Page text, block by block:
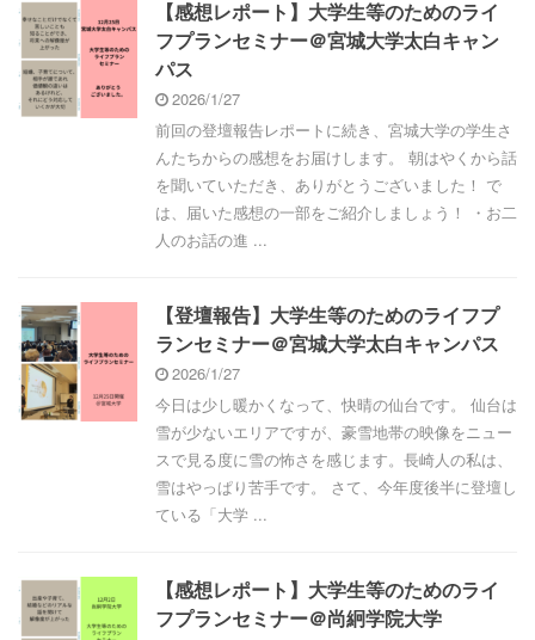
【感想レポート】大学生等のためのライ
フプランセミナー＠宮城大学太白キャン
パス
2026/1/27
前回の登壇報告レポートに続き、宮城大学の学生さ
んたちからの感想をお届けします。 朝はやくから話
を聞いていただき、ありがとうございました！ で
は、届いた感想の一部をご紹介しましょう！ ・お二
人のお話の進 ...
【登壇報告】大学生等のためのライフプ
ランセミナー＠宮城大学太白キャンパス
2026/1/27
今日は少し暖かくなって、快晴の仙台です。 仙台は
雪が少ないエリアですが、豪雪地帯の映像をニュー
スで見る度に雪の怖さを感じます。長崎人の私は、
雪はやっぱり苦手です。 さて、今年度後半に登壇し
ている「大学 ...
【感想レポート】大学生等のためのライ
フプランセミナー＠尚絅学院大学